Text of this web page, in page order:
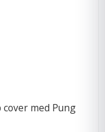
cover med Pung